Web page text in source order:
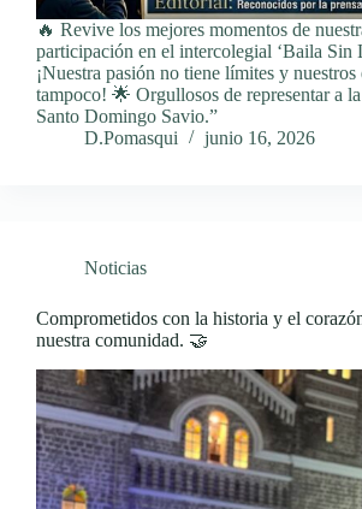
🔥 Revive los mejores momentos de
participación en el intercolegial ‘Baila Sin
¡Nuestra pasión no tiene límites y nuestros
tampoco! 🌟 Orgullosos de representar a
Santo Domingo Savio.”
D.Pomasqui
junio 16, 2026
Noticias
Comprometidos con la historia y el
nuestra comunidad. 🤝